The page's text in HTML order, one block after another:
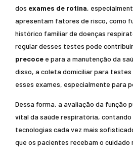
dos exames de rotina,
apresentam fatores de risco, como
histórico familiar de doenças
regular desses testes pode
precoce e para a manutenção da
disso, a coleta domiciliar para
esses exames, especialmente para
Dessa forma, a avaliação da função
vital da saúde respiratória, contando
tecnologias cada vez mais
que os pacientes recebam o cuidado